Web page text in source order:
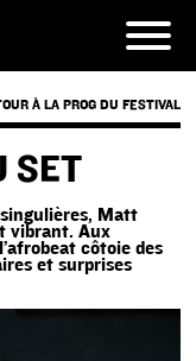
À LA PROG DU FESTIVAL
SET
Matt
vibrant. Aux
côtoie des
et surprises